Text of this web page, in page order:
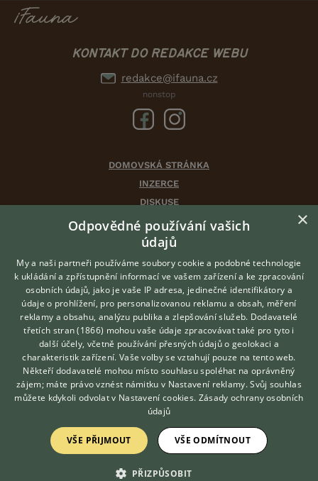
KONTAKT DO REDAKCE WEBU
redakce@ifauna.cz
nonstop
DOMOVSKÁ STRÁNKA
INZERCE
DISKUSE
ČLÁNKY
CHOVATELSKÉ STANICE
VÝBĚR VHODNÉHO PLEMENE
O nás
Kontakt
Možnosti zvýraznění inzerátů
Podmínky užití
Zpracování osobních údajů
Přihlášení
Registrace
Hledáte zvířecího kamaráda?
Zdarma vám poradí
VETERINÁŘ ONLINE
KONZULTOVAT S
VETERINÁŘEM
×
Odpovědné používání vašich
údajů
My a naši partneři používáme soubory cookie a podobné technologie
k ukládání a zpřístupnění informací ve vašem zařízení a ke zpracování
osobních údajů, jako je vaše IP adresa, jedinečné identifikátory a
údaje o prohlížení, pro personalizovanou reklamu a obsah, měření
reklamy a obsahu, analýzu publika a zlepšování služeb. Dodavatelé
třetích stran (1866) mohou vaše údaje zpracovávat také pro tyto i
další účely, včetně používání přesných údajů o geolokaci a
charakteristik zařízení. Vaše volby se vztahují pouze na tento web.
Někteří dodavatelé mohou místo souhlasu spoléhat na oprávněný
zájem; máte právo vznést námitku v Nastavení reklamy. Svůj souhlas
můžete kdykoli odvolat v Nastavení cookies. Zásady ochrany osobních
údajů
VŠE PŘIJMOUT VŠE ODMÍTNOUT
PŘIZPŮSOBIT